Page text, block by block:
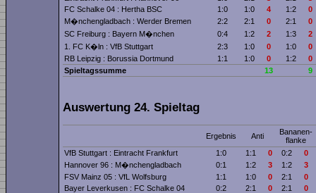
FC Schalke 04 : Hertha BSC
1:0 1:0 4 1:2
0
M�nchengladbach : Werder Bremen
2:2 2:1 0 2:1
0
SC Freiburg : Bayern M�nchen
0:4 1:2 2 1:3
2
1. FC K�ln : VfB Stuttgart
2:3 1:0 0 1:0
0
RB Leipzig : Borussia Dortmund
1:1 1:0 0 1:2
0
Spieltagssumme
13 9
Auswertung 24. Spieltag
Ergebnis Anti
Bananen­
flanke
VfB Stuttgart : Eintracht Frankfurt
1:0 1:1 0 0:2
0
Hannover 96 : M�nchengladbach
0:1 1:2 3 1:2
3
FSV Mainz 05 : VfL Wolfsburg
1:1 1:0 0 2:1
0
Bayer Leverkusen : FC Schalke 04
0:2 2:1 0 2:1
0